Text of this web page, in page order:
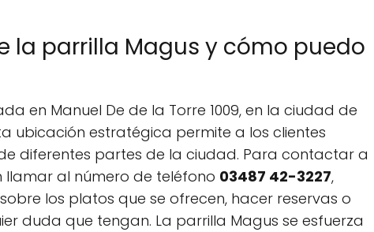
la parrilla Magus y cómo puedo
en Manuel De de la Torre 1009, en la ciudad de
ubicación estratégica permite a los clientes
diferentes partes de la ciudad. Para contactar a
llamar al número de teléfono 03487 42-3227,
los platos que se ofrecen, hacer reservas o
duda que tengan. La parrilla Magus se esfuerza